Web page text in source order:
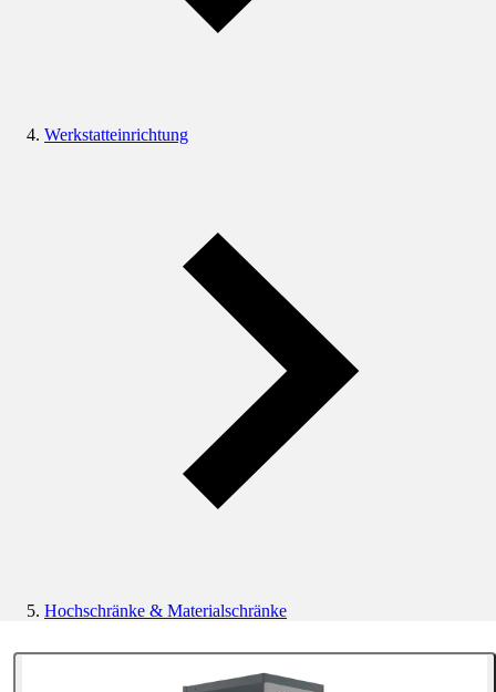
Werkstatteinrichtung
Hochschränke & Materialschränke